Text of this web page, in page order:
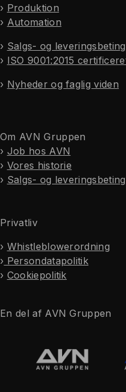
› Produktion
› Automation
› Salgs- og
› ISO 9001:2015
› Nyheder og faglig viden
Om AVN Gruppen
› Job hos AVN
› Vores historie
› Salgs- og
Privatliv
› Whistleblowerordning
› Persondatapolitik
› Cookiepolitik
En del af AVN Gruppen